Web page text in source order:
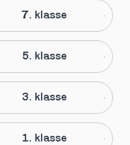
7. klasse
5. klasse
3. klasse
1. klasse